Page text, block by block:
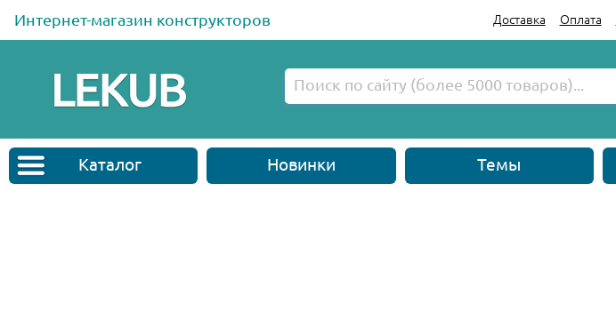
Интернет-магазин конструкторов Доставка Оплата
Каталог Новинки Темы